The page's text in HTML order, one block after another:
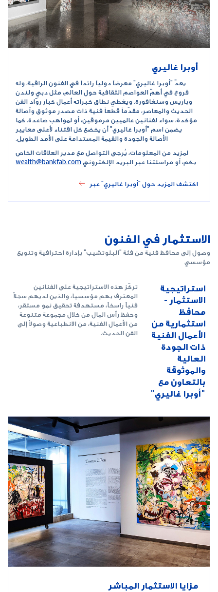
أوبرا غاليري
يعدّ "أوبرا غاليري" معرضاً دولياً رائداً في الفنون الراقية، وله
فروع في أهمّ العواصم الثقافية حول العالم، مثل دبي ولندن
وباريس وسنغافورة. ويغطي نطاق خبراته أعمال كبار روّاد الفن
الحديث والمعاصر، مقدّماً قطعاً فنية ذات مصدر موثوق وأصالة
مؤكدة، سواء لفنانين عالميين مرموقين، أو لمواهب صاعدة. كما
يضمن اسم "أوبرا غاليري" أن يخضع كل اقتناء لأعلى معايير
الأصالة والجودة والقيمة المستدامة على الأمد الطويل.
لمزيد من المعلومات، يُرجى التواصل مع مدير العلاقات الخاص
بكم، أو مراسلتنا عبر البريد الإلكترونيwealth@bankfab.com
اكتشف المزيد حول "أوبرا غاليري" عبر
الاستثمار في الفنون
وصول إلى محافظ فنية من فئة "البلوتشيب" بإدارة احترافية وتنويع
مؤسسي
استراتيجية
الاستثمار -
محافظ
استثمارية من
الأعمال الفنية
ذات الجودة
العالية
والموثوقة
بالتعاون مع
"أوبرا غاليري"
تركّز هذه الاستراتيجية على الفنانين
المعترف بهم مؤسسياً، والذين لديهم سجلاً
فنياً راسخاً، مستهدفة تحقيق نمو مستقر،
وحفظ رأس المال من خلال مجموعة متنوعة
من الأعمال الفنية، من الانطباعية وصولاً إلى
الفن الحديث.
مزايا الاستثمار المباشر